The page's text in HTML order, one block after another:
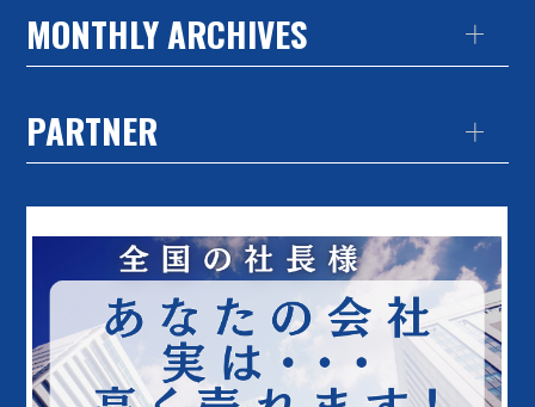
MONTHLY ARCHIVES
PARTNER